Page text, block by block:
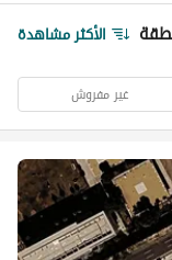
الأكثر مشاهدة
غير مفروش